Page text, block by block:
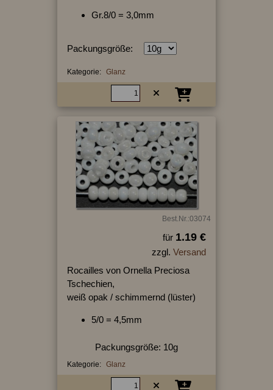
Gr.8/0 = 3,0mm
Packungsgröße:
Kategorie: Glanz
Best.Nr.:03074
für 1.19 €
zzgl. Versand
Rocailles von Ornella Preciosa
Tschechien,
weiß opak / schimmernd (lüster)
5/0 = 4,5mm
Packungsgröße: 10g
Kategorie: Glanz